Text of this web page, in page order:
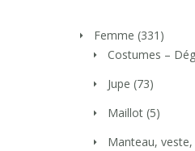
Femme (331)
Costumes –
Jupe (73)
Maillot (5)
Manteau,